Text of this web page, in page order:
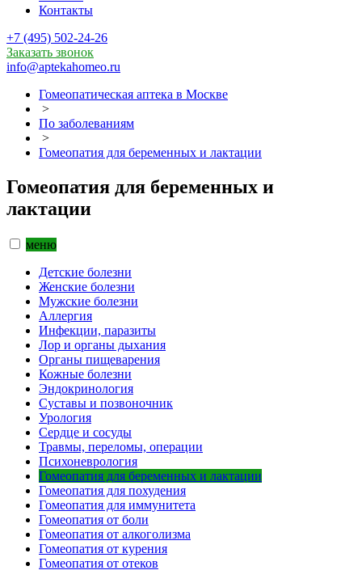
Контакты
+7 (495) 502-24-26
Заказать звонок
info@aptekahomeo.ru
Гомеопатическая аптека в Москве
>
По заболеваниям
>
Гомеопатия для беременных и лактации
Гомеопатия для беременных и
лактации
меню
Детские болезни
Женские болезни
Мужские болезни
Аллергия
Инфекции, паразиты
Лор и органы дыхания
Органы пищеварения
Кожные болезни
Эндокринология
Суставы и позвоночник
Урология
Сердце и сосуды
Травмы, переломы, операции
Психоневрология
Гомеопатия для беременных и лактации
Гомеопатия для похудения
Гомеопатия для иммунитета
Гомеопатия от боли
Гомеопатия от алкоголизма
Гомеопатия от курения
Гомеопатия от отеков